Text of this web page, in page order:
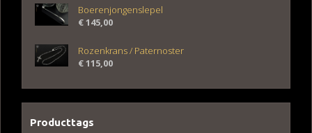
Boerenjongenslepel
€145,00
Rozenkrans / Paternoster
€115,00
Producttags